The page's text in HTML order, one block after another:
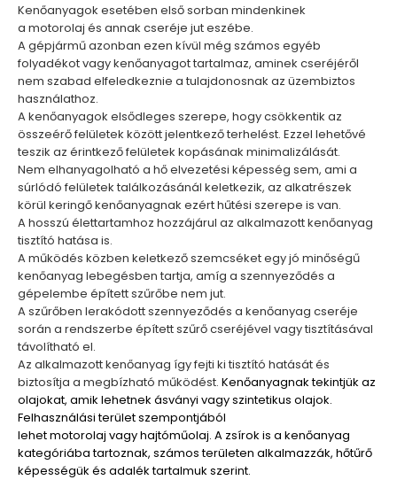
Kenőanyagok esetében első sorban mindenkinek
a motorolaj és annak cseréje jut eszébe.
A gépjármű azonban ezen kívül még számos egyéb
folyadékotvagykenőanyagottartalmaz, aminek cseréjéről
nem szabad elfeledkeznie a tulajdonosnak az üzembiztos
használathoz.
A kenőanyagok elsődleges szerepe, hogy csökkentik az
összeérő felületek között jelentkező terhelést. Ezzel lehetővé
teszik az érintkező felületek kopásának minimalizálását.
Nem elhanyagolható a hő elvezetési képesség sem, ami a
súrlódó felületek találkozásánál keletkezik, az alkatrészek
körül keringő kenőanyagnak ezért hűtési szerepe is van.
A hosszú élettartamhoz hozzájárul az alkalmazott kenőanyag
tisztító hatása is.
A működés közben keletkező szemcséket egy jó minőségű
kenőanyag lebegésben tartja, amíg a szennyeződés a
gépelembe építettszűrőbe nem jut.
A szűrőben lerakódott szennyeződés a kenőanyag cseréje
során a rendszerbe épített szűrő cseréjével vagy tisztításával
távolítható el.
Az alkalmazott kenőanyag így fejti ki tisztító hatását és
biztosítja a megbízható működést. Kenőanyagnak tekintjük az
olajokat, amik lehetnek ásványi vagy szintetikus olajok.
Felhasználási terület szempontjából
lehet motorolaj vagyhajtóműolaj. A zsírok is a kenőanyag
kategóriába tartoznak, számos területen alkalmazzák, hőtűrő
képességük és adalék tartalmuk szerint.